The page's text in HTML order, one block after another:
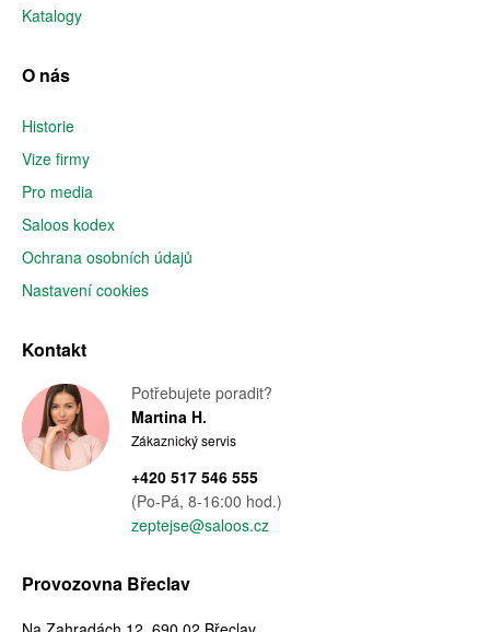
Katalogy
O nás
Historie
Vize firmy
Pro media
Saloos kodex
Ochrana osobních údajů
Nastavení cookies
Kontakt
Potřebujete poradit?
Martina H.
Zákaznický servis
+420 517 546 555
(Po-Pá, 8-16:00 hod.)
zeptejse@saloos.cz
Provozovna Břeclav